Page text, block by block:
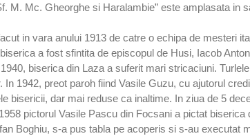
M. Mc. Gheorghe si Haralambie” este amplasata
in vara anului 1913 de catre o echipa de mesteri
a fost sfintita de episcopul de Husi, Iacob
biserica din Laza a suferit mari stricaciuni.
1942, preot paroh fiind Vasile Guzu, cu ajutorul
bisericii, dar mai reduse ca inaltime. In ziua de 5
pictorul Vasile Pascu din Focsani a pictat
Boghiu, s-a pus tabla pe acoperis si s-au executat